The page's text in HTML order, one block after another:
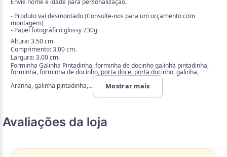
Envie nome e idade para personalização.
- Produto vai desmontado (Consulte-nos para um orçamento com
montagem)
- Papel fotográfico glossy 230g
Altura: 3.50 cm.
Comprimento: 3.00 cm.
Largura: 3.00 cm.
Forminha Galinha Pintadinha, forminha de docinho galinha pintadinha,
forminha, forminha de docinho, porta doce, porta docinho, galinha,
Aranha, galinha pintadinha,...
Mostrar mais
Avaliações da loja